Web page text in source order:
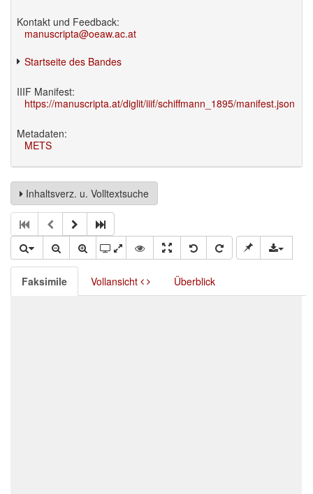
Kontakt und Feedback:
manuscripta@oeaw.ac.at
Startseite des Bandes
IIIF Manifest:
https://manuscripta.at/diglit/iiif/schiffmann_1895/manifest.json
Metadaten:
METS
Inhaltsverz. u. Volltextsuche
Faksimile Vollansicht Überblick